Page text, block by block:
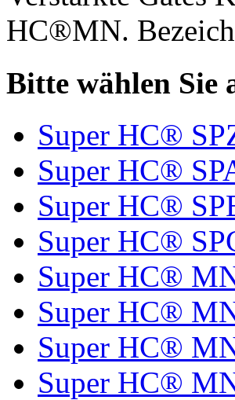
HC®MN.
Bitte wählen Sie
Super HC®
Super HC®
Super HC®
Super HC®
Super HC®
Super HC®
Super HC®
Super HC®